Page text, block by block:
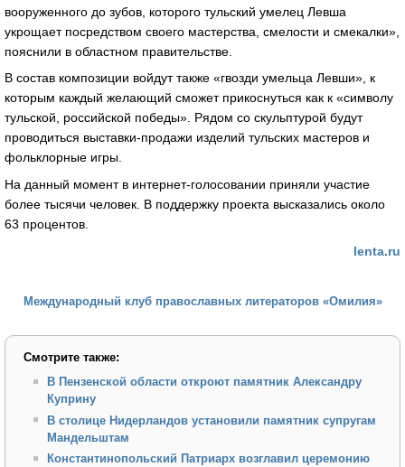
вооруженного до зубов, которого тульский умелец Левша
укрощает посредством своего мастерства, смелости и смекалки»,
пояснили в областном правительстве.
В состав композиции войдут также «гвозди умельца Левши», к
которым каждый желающий сможет прикоснуться как к «символу
тульской, российской победы». Рядом со скульптурой будут
проводиться выставки-продажи изделий тульских мастеров и
фольклорные игры.
На данный момент в интернет-голосовании приняли участие
более тысячи человек. В поддержку проекта высказались около
63 процентов.
lenta.ru
Международный клуб православных литераторов «Омилия»
Смотрите также:
В Пензенской области откроют памятник Александру
Куприну
В столице Нидерландов установили памятник супругам
Мандельштам
Константинопольский Патриарх возглавил церемонию